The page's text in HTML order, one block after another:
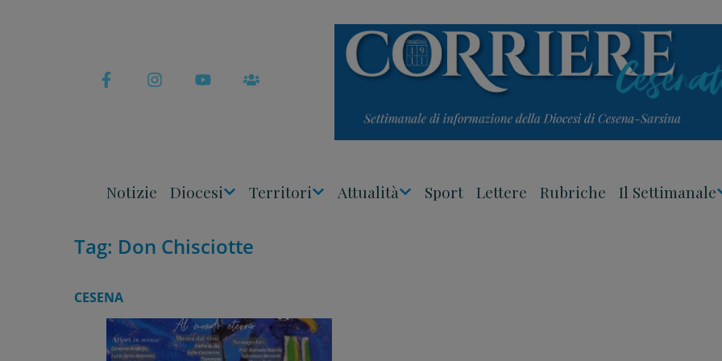
Notizie Diocesi Territori Attualità Sport Lettere Rubriche Il Settimanale
Tag: Don Chisciotte
CESENA